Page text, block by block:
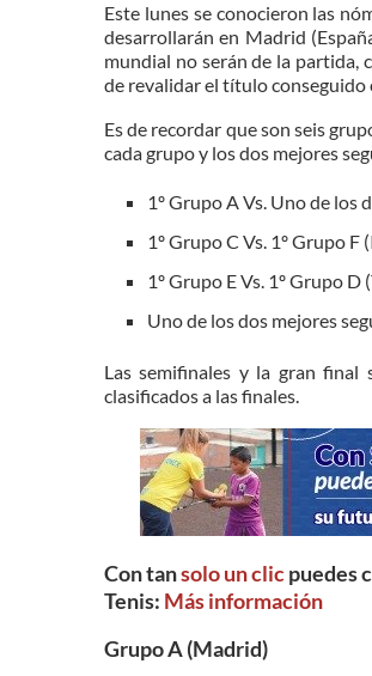
Este lunes se conocieron las
desarrollarán en Madrid
mundial no serán de la partida,
de revalidar el título conseguido
Es de recordar que son seis
cada grupo y los dos mejores
1º Grupo A Vs. Uno de los
1º Grupo C Vs. 1º Grupo F
1º Grupo E Vs. 1º Grupo D
Uno de los dos mejores
Las semifinales y la gran final
clasificados a las finales.
Con tansolo un clicpuedes
Tenis: Más información
Grupo A (Madrid)